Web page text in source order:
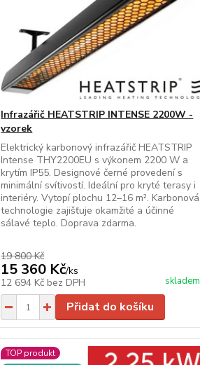
Infrazářič HEATSTRIP INTENSE 2200W -
vzorek
Elektrický karbonový infrazářič HEATSTRIP
Intense THY2200EU s výkonem 2200 W a
krytím IP55. Designové černé provedení s
minimální svítivostí. Ideální pro kryté terasy i
interiéry. Vytopí plochu 12–16 m². Karbonová
technologie zajišťuje okamžité a účinné
sálavé teplo. Doprava zdarma.
19 800 Kč
15 360 Kč/ks
12 694 Kč bez DPH skladem
Přidat do košíku
TOP produkt